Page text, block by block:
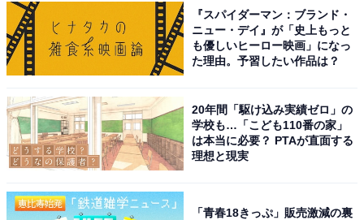
『スパイダーマン：ブランド・
ニュー・デイ』が「史上もっと
も優しいヒーロー映画」になっ
た理由。予習したい作品は？
20年間「駆け込み実績ゼロ」の
学校も…「こども110番の家」
は本当に必要？ PTAが直面する
理想と現実
「青春18きっぷ」販売激減の裏